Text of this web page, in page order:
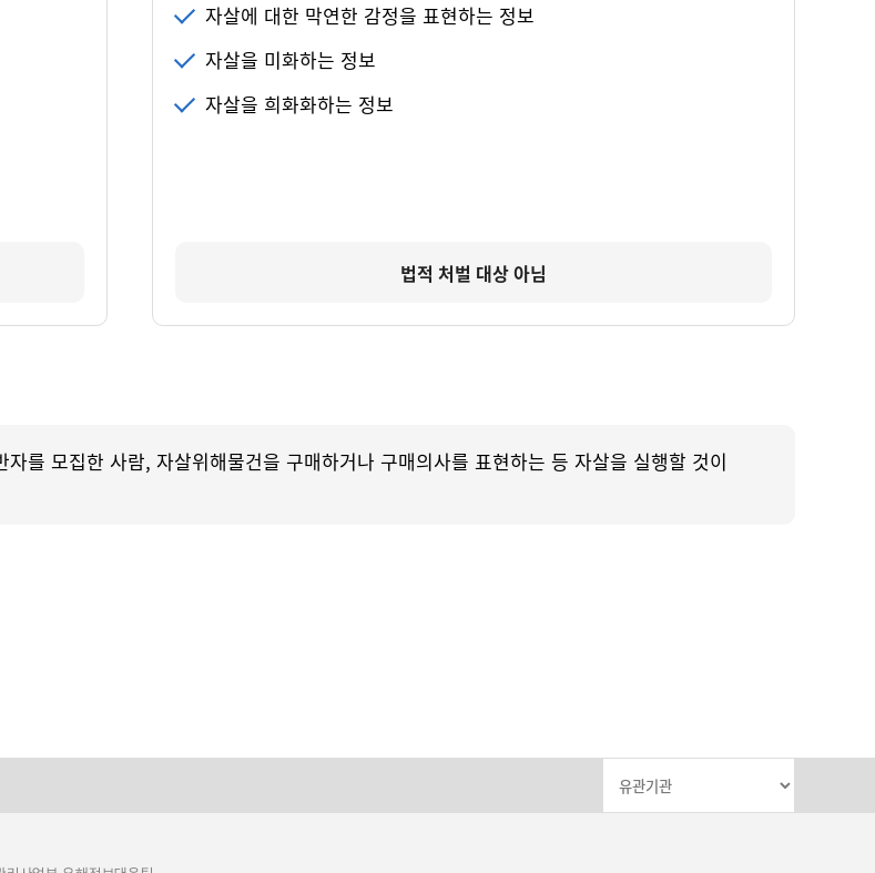
자살에 대한 막연한 감정을 표현하는 정보
자살을 미화하는 정보
자살을 희화화하는 정보
법적 처벌 대상 아님
를 모집한 사람, 자살위해물건을 구매하거나 구매의사를 표현하는 등 자살을 실행할 것이